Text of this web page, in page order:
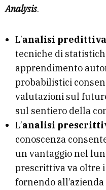
Analysis.
L’analisi predittiva
tecniche di
apprendimento
probabilistici
valutazioni sul
sul sentiero della
L’analisi
conoscenza
un vantaggio nel
prescrittiva va oltre
fornendo